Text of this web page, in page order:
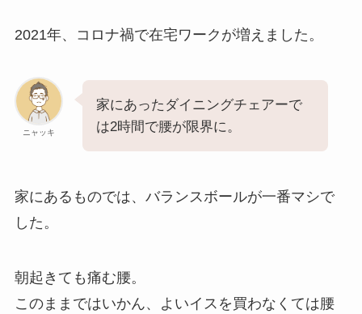
2021年、コロナ禍で在宅ワークが増えました。
ニャッキ
家にあったダイニングチェアーで
は2時間で腰が限界に。
家にあるものでは、バランスボールが一番マシで
した。
朝起きても痛む腰。
このままではいかん、よいイスを買わなくては腰